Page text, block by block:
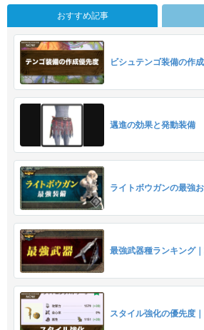
おすすめ記事
ビシュテンゴ装備の作
邁進の効果と発動装備
ライトボウガンの最強
最強武器種ランキング
スタイル強化の優先度